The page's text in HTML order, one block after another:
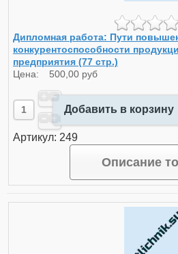
Дипломная работа: Пути
конкурентоспособности
предприятия (77 стр.)
Цена: 500,00 руб
Добавить в корзину
Артикул: 249
Описание